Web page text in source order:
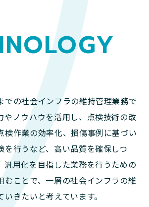
での社会インフラの維持管理業務で
やノウハウを活用し、点検技術の改
検作業の効率化、損傷事例に基づい
を行うなど、高い品質を確保しつ
汎用化を目指した業務を行うための
むことで、一層の社会インフラの維
きたいと考えています。